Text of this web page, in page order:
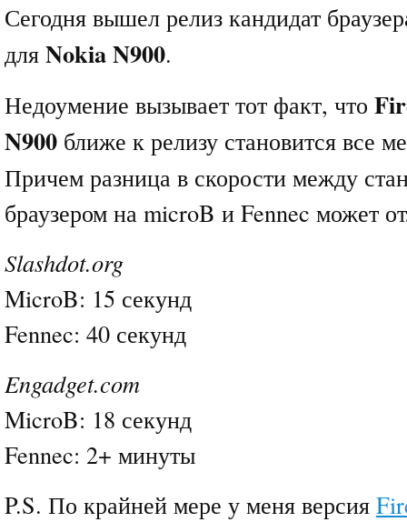
Сегодня вышел релиз кандидат
для Nokia N900.
Недоумение вызывает тот факт, что
N900 ближе к релизу становится все
Причем разница в скорости между
браузером на microB и Fennec может
Slashdot.org
MicroB: 15 секунд
Fennec: 40 секунд
Engadget.com
MicroB: 18 секунд
Fennec: 2+ минуты
P.S. По крайней мере у меня версия